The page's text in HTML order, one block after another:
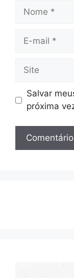
Nome
Site
Salvar
próxima